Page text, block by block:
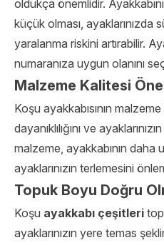
oldukça önemlidir.
küçük olması,
yaralanma riskini artırabilir.
numaranıza uygun olanını
Malzeme Kalitesi
Koşu ayakkabısının
dayanıklılığını ve
malzeme, ayakkabının daha
ayaklarınızın terlemesini
Topuk Boyu Doğru
Koşu ayakkabı çeşitleri
ayaklarınızın yere temas